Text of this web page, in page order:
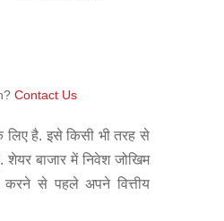
Contact Us
लिए है. इसे किसी भी तरह से
शेयर बाजार में निवेश जोखिम
करने से पहले अपने वित्तीय